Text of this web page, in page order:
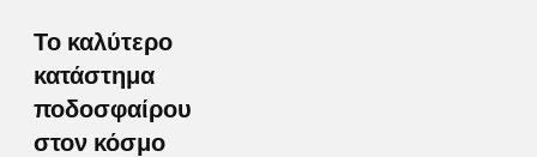
Το καλύτερο
κατάστημα
ποδοσφαίρου
στον κόσμο